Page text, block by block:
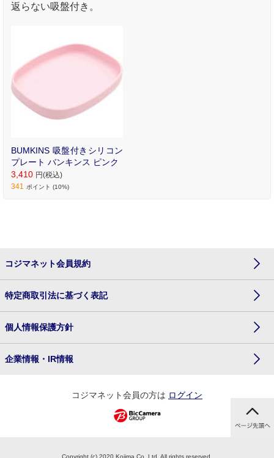
返らない吸盤付き。
BUMKINS 吸盤付きシリコン
プレート バンキンス ピンク
3,410 円(税込)
341 ポイント (10%)
コジマネット会員規約
特定商取引法に基づく表記
個人情報保護方針
企業情報・IR情報
コジマネット会員の方は ログイン
Copyright (c) 2020 Kojima Co.,Ltd. All rights reserved.